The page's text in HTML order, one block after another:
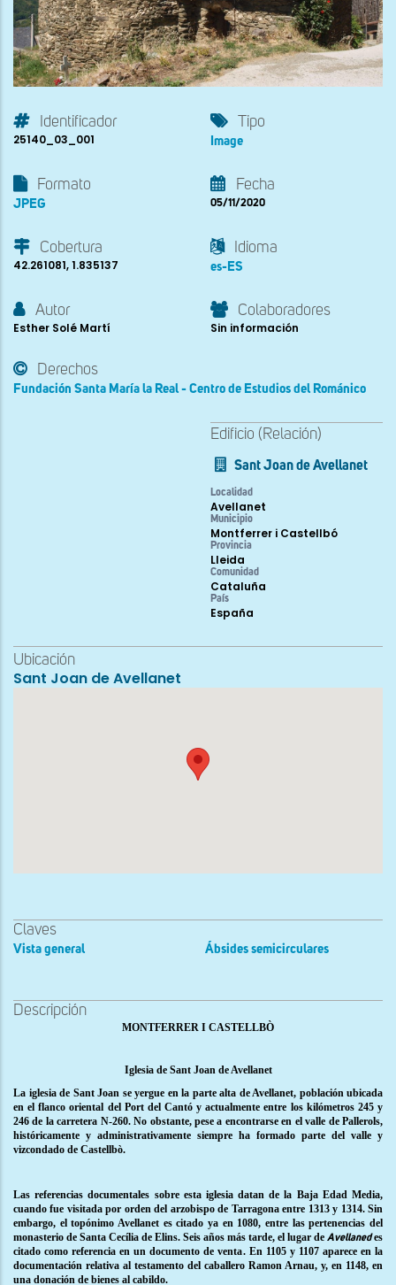
Identificador
25140_03_001
Tipo
Image
Formato
JPEG
Fecha
05/11/2020
Cobertura
42.261081, 1.835137
Idioma
es-ES
Autor
Esther Solé Martí
Colaboradores
Sin información
Derechos
Fundación Santa María la Real - Centro de Estudios del Románico
Edificio (Relación)
Sant Joan de Avellanet
Localidad
Avellanet
Municipio
Montferrer i Castellbó
Provincia
Lleida
Comunidad
Cataluña
País
España
Ubicación
Sant Joan de Avellanet
Claves
Vista general Ábsides semicirculares
Descripción
MONTFERRER I CASTELLBÒ
Iglesia de Sant Joan de Avellanet
La iglesia de Sant Joan se yergue en la parte alta de Avellanet, población ubicada
en el flanco oriental del Port del Cantó y actualmente entre los kilómetros 245 y
246 de la carretera N-260. No obstante, pese a encontrarse en el valle de Pallerols,
históricamente y administrativamente siempre ha formado parte del valle y
vizcondado de Castellbò.
Las referencias documentales sobre esta iglesia datan de la Baja Edad Media,
cuando fue visitada por orden del arzobispo de Tarragona entre 1313 y 1314. Sin
embargo, el topónimo Avellanet es citado ya en 1080, entre las pertenencias del
monasterio de Santa Cecília de Elins. Seis años más tarde, el lugar de Avellanedes
citado como referencia en un documento de venta. En 1105 y 1107 aparece en la
documentación relativa al testamento del caballero Ramon Arnau, y, en 1148, en
una donación de bienes al cabildo.